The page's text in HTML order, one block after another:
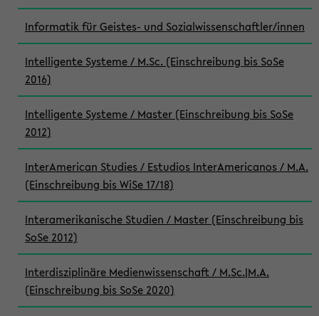
Informatik für Geistes- und Sozialwissenschaftler/innen
Intelligente Systeme / M.Sc. (Einschreibung bis SoSe
2016)
Intelligente Systeme / Master (Einschreibung bis SoSe
2012)
InterAmerican Studies / Estudios InterAmericanos / M.A.
(Einschreibung bis WiSe 17/18)
Interamerikanische Studien / Master (Einschreibung bis
SoSe 2012)
Interdisziplinäre Medienwissenschaft / M.Sc.|M.A.
(Einschreibung bis SoSe 2020)